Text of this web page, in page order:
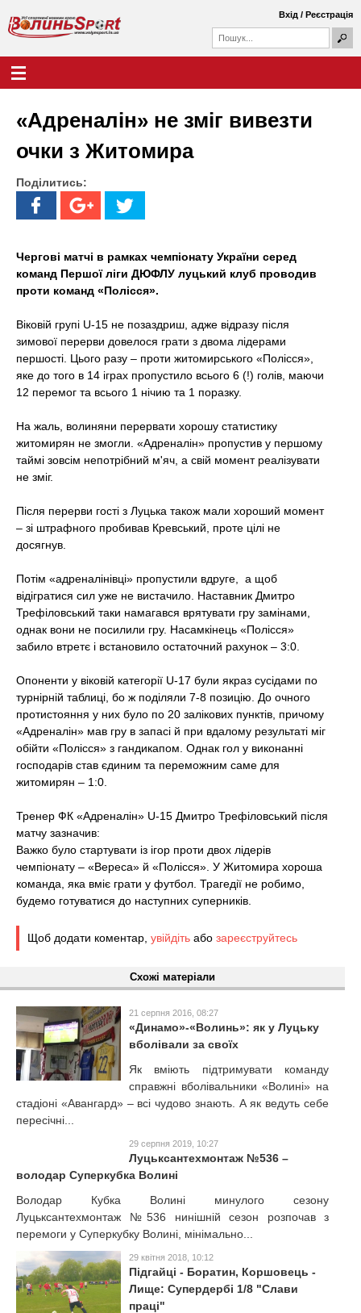
вмісту
В
л
и
н
ь
S
p
o
о
у
о
а
ф
о
ш
Вхід / Реєстрація
«Адреналін» не зміг вивезти
очки з Житомира
Поділитись:
Чергові матчі в рамках чемпіонату України серед
команд Першої ліги ДЮФЛУ луцький клуб проводив
проти команд «Полісся».
Віковій групі U-15 не позаздриш, адже відразу після
зимової перерви довелося грати з двома лідерами
першості. Цього разу – проти житомирського «Полісся»,
яке до того в 14 іграх пропустило всього 6 (!) голів, маючи
12 перемог та всього 1 нічию та 1 поразку.
На жаль, волиняни перервати хорошу статистику
житомирян не змогли. «Адреналін» пропустив у першому
таймі зовсім непотрібний м'яч, а свій момент реалізувати
не зміг.
Після перерви гості з Луцька також мали хороший момент
– зі штрафного пробивав Кревський, проте цілі не
досягнув.
Потім «адреналінівці» пропустили вдруге, а щоб
відігратися сил уже не вистачило. Наставник Дмитро
Трефіловський таки намагався врятувати гру замінами,
однак вони не посилили гру. Насамкінець «Полісся»
забило втретє і встановило остаточний рахунок – 3:0.
Опоненти у віковій категорії U-17 були якраз сусідами по
турнірній таблиці, бо ж поділяли 7-8 позицію. До очного
протистояння у них було по 20 залікових пунктів, причому
«Адреналін» мав гру в запасі й при вдалому результаті міг
обійти «Полісся» з гандикапом. Однак гол у виконанні
господарів став єдиним та переможним саме для
житомирян – 1:0.
Тренер ФК «Адреналін» U-15 Дмитро Трефіловський після
матчу зазначив:
Важко було стартувати із ігор проти двох лідерів
чемпіонату – «Вереса» й «Полісся». У Житомира хороша
команда, яка вміє грати у футбол. Трагедії не робимо,
будемо готуватися до наступних суперників.
Щоб додати коментар, увійдіть або зареєструйтесь
Схожі матеріали
21 серпня 2016, 08:27
«Динамо»-«Волинь»: як у Луцьку
вболівали за своїх
Як вміють підтримувати команду
справжні вболівальники «Волині» на
стадіоні «Авангард» – всі чудово знають. А як ведуть себе
пересічні...
29 серпня 2019, 10:27
Луцьксантехмонтаж №536 –
володар Суперкубка Волині
Володар Кубка Волині минулого сезону
Луцьксантехмонтаж №536 нинішній сезон розпочав з
перемоги у Суперкубку Волині, мінімально...
29 квітня 2018, 10:12
Підгайці - Боратин, Коршовець -
Лище: Супердербі 1/8 "Слави
праці"